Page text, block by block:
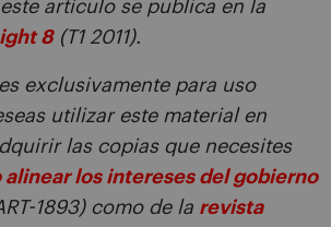
artículo se publica en la
8(T1 2011).
exclusivamente para uso
utilizar este material en
las copias que necesites
alinear los intereses del gobierno
1893) como de la revista